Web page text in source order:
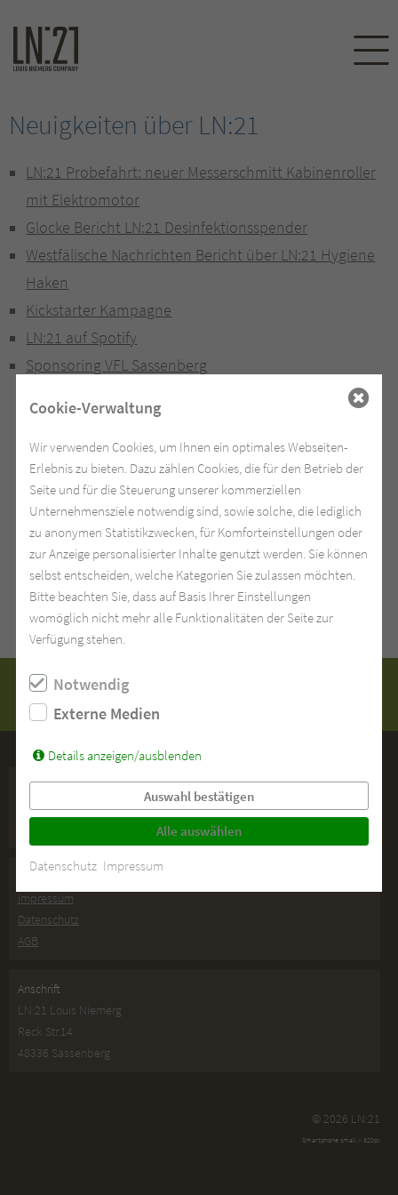
Neuigkeiten über LN:21
LN:21 Probefahrt: neuer Messerschmitt Kabinenroller
mit Elektromotor
Glocke Bericht LN:21 Desinfektionsspender
Westfälische Nachrichten Bericht über LN:21 Hygiene
Haken
Kickstarter Kampagne
LN:21 auf Spotify
Sponsoring VFL Sassenberg
besuchen Sie uns auf Youtube
besuchen Sie uns auf Instagram
LN:21
Häufige Fragen
Gesetzliche Informationen
Impressum
Datenschutz
AGB
Anschrift
LN:21 Louis Niemerg
Reck Str.14
48336 Sassenberg
© 2026 LN:21
Cookie-Verwaltung
Wir verwenden Cookies, um Ihnen ein optimales Webseiten-
Erlebnis zu bieten. Dazu zählen Cookies, die für den Betrieb der
Seite und für die Steuerung unserer kommerziellen
Unternehmensziele notwendig sind, sowie solche, die lediglich
zu anonymen Statistikzwecken, für Komforteinstellungen oder
zur Anzeige personalisierter Inhalte genutzt werden. Sie können
selbst entscheiden, welche Kategorien Sie zulassen möchten.
Bitte beachten Sie, dass auf Basis Ihrer Einstellungen
womöglich nicht mehr alle Funktionalitäten der Seite zur
Verfügung stehen.
Notwendig
Externe Medien
Details anzeigen/ausblenden
Auswahl bestätigen
Alle auswählen
Datenschutz Impressum